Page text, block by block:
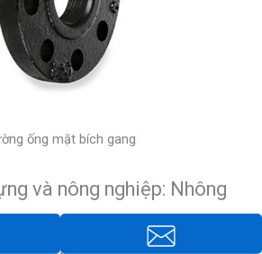
ống mặt bích gang
và nông nghiệp: Nhông